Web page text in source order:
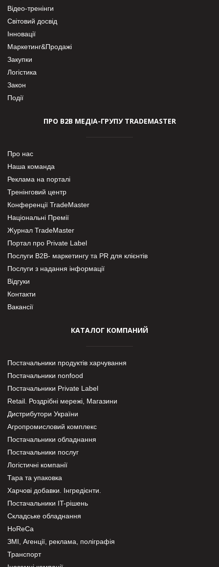
Відео-тренінги
Світовий досвід
Інновації
Маркетинг&Продажі
Закупки
Логістика
Закон
Події
ПРО В2В МЕДІА-ГРУПУ TRADEMASTER
Про нас
Наша команда
Реклама на порталі
Тренінговий центр
Конференції TradeMaster
Національні Премії
Журнал TradeMaster
Портал про Private Label
Послуги В2В- маркетингу та PR для клієнтів
Послуги з надання інформації
Відгуки
Контакти
Вакансії
КАТАЛОГ КОМПАНИЙ
Постачальники продуктів харчування
Постачальники nonfood
Постачальники Private Label
Retail. Роздрібні мережі, Магазини
Дистрибутори України
Агропромисловий комплекс
Постачальники обладнання
Постачальники послуг
Логістичні компанії
Тара та упаковка
Харчові добавки. Інгредієнти.
Постачальники IT-рішень
Складське обладнання
HoReCa
ЗМІ, Агенції, реклама, поліграфія
Транспорт